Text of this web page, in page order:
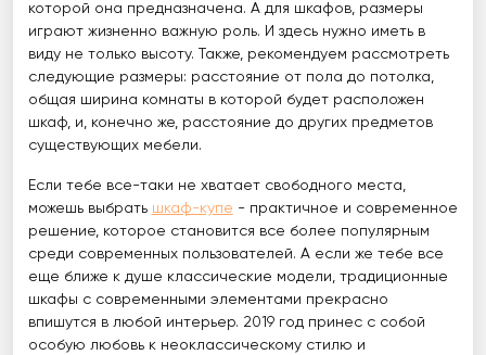
которой она предназначена. А для шкафов, размеры
играют жизненно важную роль. И здесь нужно иметь в
виду не только высоту. Также, рекомендуем рассмотреть
следующие размеры: расстояние от пола до потолка,
общая ширина комнаты в которой будет расположен
шкаф, и, конечно же, расстояние до других предметов
существующих мебели.
Если тебе все-таки не хватает свободного места,
можешь выбрать шкаф-купе - практичное и современное
решение, которое становится все более популярным
среди современных пользователей. А если же тебе все
еще ближе к душе классические модели, традиционные
шкафы с современными элементами прекрасно
впишутся в любой интерьер. 2019 год принес с собой
особую любовь к неоклассическому стилю и